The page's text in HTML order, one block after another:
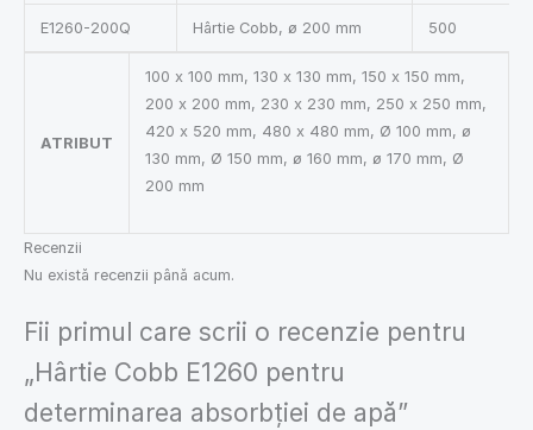
E1260-200Q Hârtie Cobb, ø 200 mm 500
ATRIBUT
100 x 100 mm, 130 x 130 mm, 150 x 150 mm,
200 x 200 mm, 230 x 230 mm, 250 x 250 mm,
420 x 520 mm, 480 x 480 mm, Ø 100 mm, ø
130 mm, Ø 150 mm, ø 160 mm, ø 170 mm, Ø
200 mm
Recenzii
Nu există recenzii până acum.
Fii primul care scrii o recenzie pentru
„Hârtie Cobb E1260 pentru
determinarea absorbției de apă”